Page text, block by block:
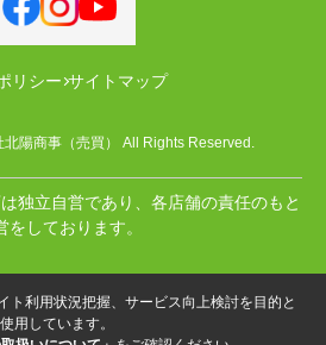
リシー サイトマップ
陽商事（売買） All Rights Reserved.
独立自営であり、各店舗の責任のもと
をしております。
ト利用状況把握、サービス向上検討を目的と
用しています。